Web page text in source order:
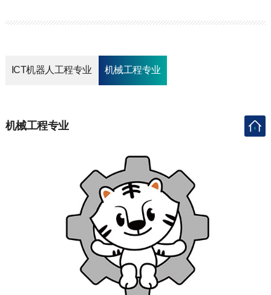
ICT机器人工程专业 机械工程专业
机械工程专业